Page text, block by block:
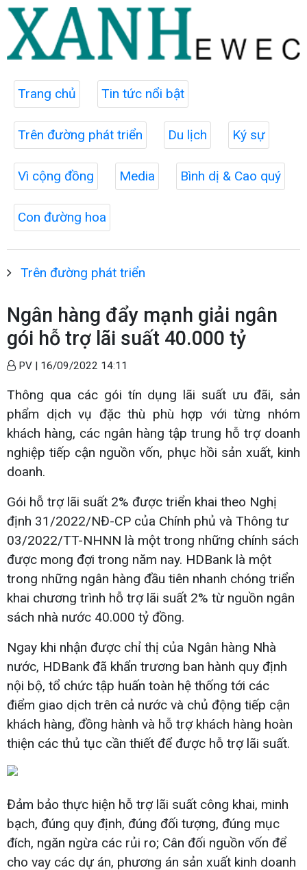
Trang chủ Tin tức nổi bật
Trên đường phát triển Du lịch Ký sự
Vì cộng đồng Media Bình dị & Cao quý
Con đường hoa
Trên đường phát triển
Ngân hàng đẩy mạnh giải ngân
gói hỗ trợ lãi suất 40.000 tỷ
PV | 16/09/2022 14:11
Thông qua các gói tín dụng lãi suất ưu đãi, sản
phẩm dịch vụ đặc thù phù hợp với từng nhóm
khách hàng, các ngân hàng tập trung hỗ trợ doanh
nghiệp tiếp cận nguồn vốn, phục hồi sản xuất, kinh
doanh.
Gói hỗ trợ lãi suất 2% được triển khai theo Nghị
định 31/2022/NĐ-CP của Chính phủ và Thông tư
03/2022/TT-NHNN là một trong những chính sách
được mong đợi trong năm nay. HDBank là một
trong những ngân hàng đầu tiên nhanh chóng triển
khai chương trình hỗ trợ lãi suất 2% từ nguồn ngân
sách nhà nước 40.000 tỷ đồng.
Ngay khi nhận được chỉ thị của Ngân hàng Nhà
nước, HDBank đã khẩn trương ban hành quy định
nội bộ, tổ chức tập huấn toàn hệ thống tới các
điểm giao dịch trên cả nước và chủ động tiếp cận
khách hàng, đồng hành và hỗ trợ khách hàng hoàn
thiện các thủ tục cần thiết để được hỗ trợ lãi suất.
Đảm bảo thực hiện hỗ trợ lãi suất công khai, minh
bạch, đúng quy định, đúng đối tượng, đúng mục
đích, ngăn ngừa các rủi ro; Cân đối nguồn vốn để
cho vay các dự án, phương án sản xuất kinh doanh